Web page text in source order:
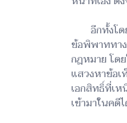
อีกทั้งโดย
ข้อพิพาททา
กฎหมาย โด
แสวงหาข้อ
เอกสิทธิ์ที่เห
เข้ามาในค